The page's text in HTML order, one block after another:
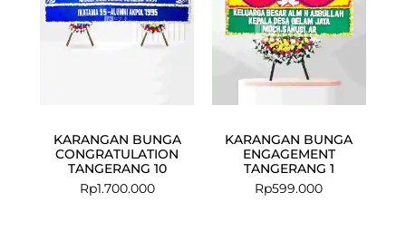
KARANGAN BUNGA
CONGRATULATION
TANGERANG 10
Rp1.700.000
KARANGAN BUNGA
ENGAGEMENT
TANGERANG 1
Rp599.000